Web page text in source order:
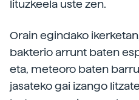
lituzkeela uste zen.
Orain egindako
bakterio arrunt baten
eta, meteoro baten
jasateko gai izango